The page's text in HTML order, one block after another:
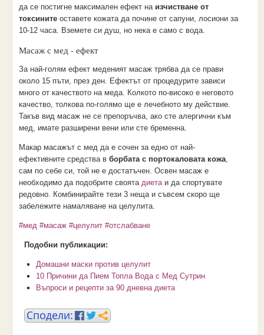
да се постигне максимален ефект на изчистване от
токсинитеоставете кожата да почине от сапуни, лосиони за
10-12 часа. Вземете си душ, но нека е само с вода.
Масаж с мед - ефект
За най-голям ефект меденият масаж трябва да се прави
около 15 пъти, през ден. Ефектът от процедурите зависи
много от качеството на меда. Колкото по-високо е неговото
качество, толкова по-голямо ще е лечебното му действие.
Такъв вид масаж не се препоръчва, ако сте алергични към
мед, имате разширени вени или сте бременна.
Макар масажът с мед да е сочен за едно от най-
ефективните средства в борбата с портокаловата кожа,
сам по себе си, той не е достатъчен. Освен масаж е
необходимо да подобрите своята диетаи да спортувате
редовно. Комбинирайте тези 3 неща и съвсем скоро ще
забележите намаляване на целулита.
#мед #масаж #целулит #отслабване
Подобни публикации:
Домашни маски против целулит
10 Причини да Пием Топла Вода с Мед Сутрин
Въпроси и рецепти за 90 дневна диета